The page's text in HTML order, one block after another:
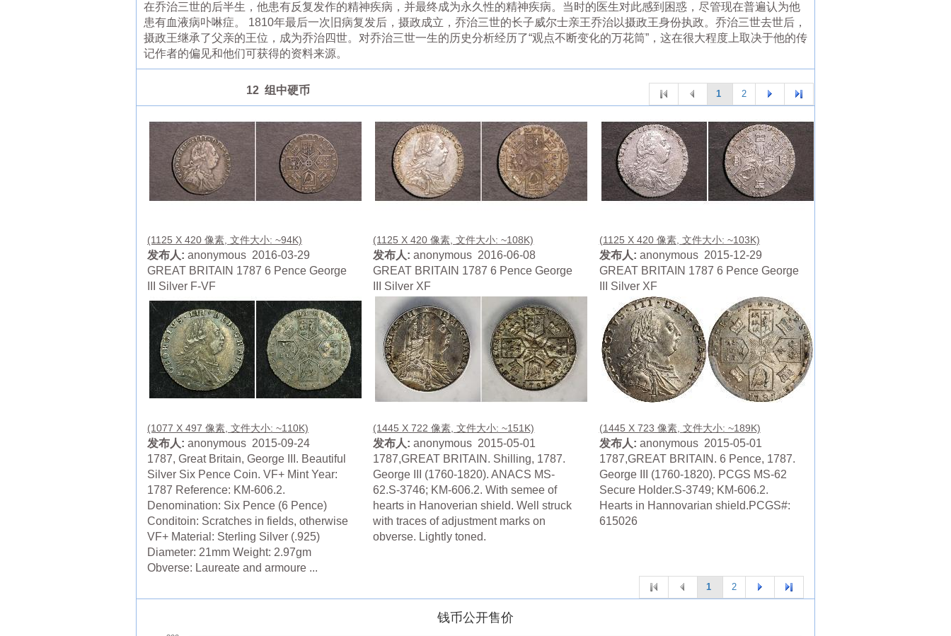
在乔治三世的后半生，他患有反复发作的精神疾病，并最终成为永久性的精神疾病。当时的医生对此感到困惑，尽管现在普遍认为他
患有血液病卟啉症。 1810年最后一次旧病复发后，摄政成立，乔治三世的长子威尔士亲王乔治以摄政王身份执政。乔治三世去世后，
摄政王继承了父亲的王位，成为乔治四世。对乔治三世一生的历史分析经历了“观点不断变化的万花筒”，这在很大程度上取决于他的传
记作者的偏见和他们可获得的资料来源。
12 组中硬币 1 2
(1125 X 420 像素, 文件大小: ~94K)
发布人: anonymous 2016-03-29
GREAT BRITAIN 1787 6 Pence George
III Silver F-VF
(1125 X 420 像素, 文件大小: ~108K)
发布人: anonymous 2016-06-08
GREAT BRITAIN 1787 6 Pence George
III Silver XF
(1125 X 420 像素, 文件大小: ~103K)
发布人: anonymous 2015-12-29
GREAT BRITAIN 1787 6 Pence George
III Silver XF
(1077 X 497 像素, 文件大小: ~110K)
发布人: anonymous 2015-09-24
1787, Great Britain, George III. Beautiful
Silver Six Pence Coin. VF+ Mint Year:
1787 Reference: KM-606.2.
Denomination: Six Pence (6 Pence)
Conditoin: Scratches in fields, otherwise
VF+ Material: Sterling Silver (.925)
Diameter: 21mm Weight: 2.97gm
Obverse: Laureate and armoure ...
(1445 X 722 像素, 文件大小: ~151K)
发布人: anonymous 2015-05-01
1787,GREAT BRITAIN. Shilling, 1787.
George III (1760-1820). ANACS MS-
62.S-3746; KM-606.2. With semee of
hearts in Hanoverian shield. Well struck
with traces of adjustment marks on
obverse. Lightly toned.
(1445 X 723 像素, 文件大小: ~189K)
发布人: anonymous 2015-05-01
1787,GREAT BRITAIN. 6 Pence, 1787.
George III (1760-1820). PCGS MS-62
Secure Holder.S-3749; KM-606.2.
Hearts in Hannovarian shield.PCGS#:
615026
1 2